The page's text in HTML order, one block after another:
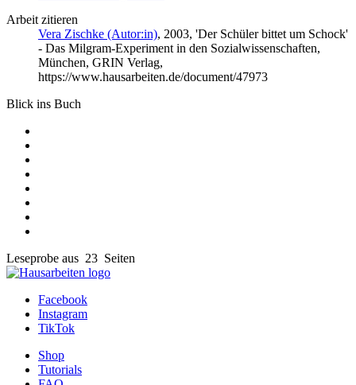
Arbeit zitieren
Vera Zischke (Autor:in), 2003, 'Der Schüler bittet um Schock'
- Das Milgram-Experiment in den Sozialwissenschaften,
München, GRIN Verlag,
https://www.hausarbeiten.de/document/47973
Blick ins Buch
Leseprobe aus 23 Seiten
Facebook
Instagram
TikTok
Shop
Tutorials